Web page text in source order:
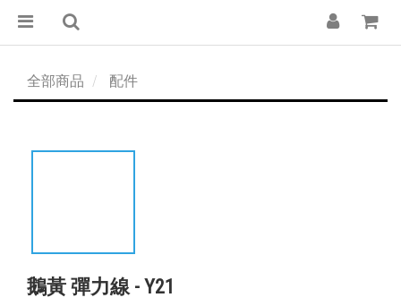
全部商品 配件
鵝黃 彈力線 - Y21